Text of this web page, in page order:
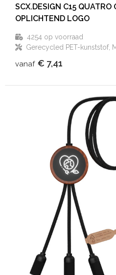
SCX.DESIGN C15
OPLICHTEND LOGO
4254 op voorraad
Gerecycled PET-kunststof,
vanaf € 7,41